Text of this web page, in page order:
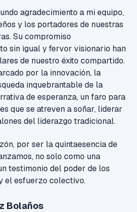
agradecimiento a mi equipo,
y los portadores de nuestras
Su compromiso
sin igual y fervor visionario han
de nuestro éxito compartido.
por la innovación, la
inquebrantable de la
de esperanza, un faro para
que se atreven a soñar, liderar
del liderazgo tradicional.
por ser la quintaesencia de
no solo como una
testimonio del poder de los
el esfuerzo colectivo.
Bolaños